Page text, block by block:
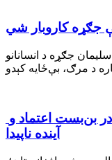
جګړه کاروبار شي
جګړه د انسانانو
آینده ناپیدا